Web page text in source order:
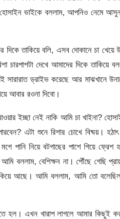
হোসাইন ভাইকে বললাম, আপনিও নেমে
তাকিয়ে বলি, এসব দোকানে চা খেয়ে
চারপাশটা দেখে আমাদের দিকে তাকিয়ে
সারারাত ড্রাইভ করেছে আর মাঝখানে
আবার রওনা দিবো।
ইচ্ছা নেই নাকি আমি চা খাইনা?
এটা শুনে রিশার চোখে বিষ্ময়।
পানি নিয়ে বটগাছের পাশে গিয়ে ফ্রেশ
বললাম, বেশিক্ষন না। পৌঁছে গেছি
আছে। আমি বললাম, আমি তো
হল। এখন খারাপ লাগলে আমার কিছুই